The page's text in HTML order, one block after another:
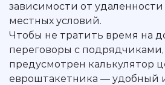
зависимости от удаленности
местных условий.
Чтобы не тратить время на
переговоры с подрядчиками,
предусмотрен калькулятор
евроштакетника — удобный